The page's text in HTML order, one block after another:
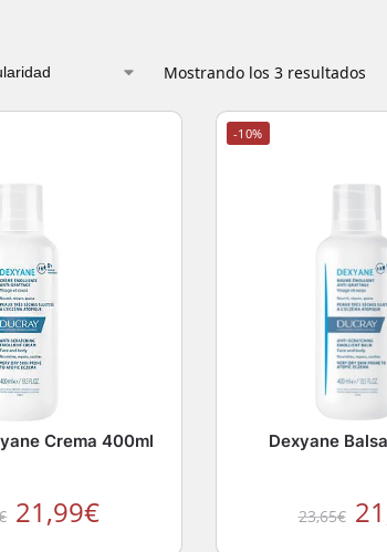
Mostrando los 3 resultados
Crema 400ml
21,99€
-10%
Dexyane
23,65€